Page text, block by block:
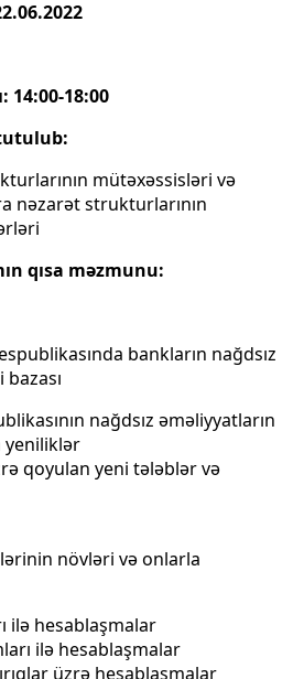
14:00-18:00
mütəxəssisləri və
nəzarət strukturlarının
qısa məzmunu:
bankların nağdsız
nağdsız əməliyyatların
yeniliklər
qoyulan yeni tələblər və
növləri və onlarla
ilə hesablaşmalar
ilə hesablaşmalar
üzrə hesablaşmalar